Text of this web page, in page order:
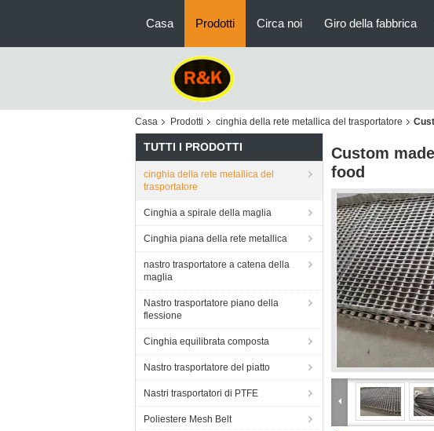
Casa Prodotti Circa noi Giro della fabbrica
Casa Prodotti cinghia della rete metallica del trasportatore
TUTTI I PRODOTTI
cinghia della rete metallica del
trasportatore
Cinghia a spirale della maglia
Cinghia piana della rete metallica
nastro trasportatore a catena della
maglia
Nastro trasportatore piano della
flessione
Cinghia equilibrata composta
Nastro trasportatore del piatto
Nastri trasportatori di PTFE
Poliestere Mesh Belt
Custom
food